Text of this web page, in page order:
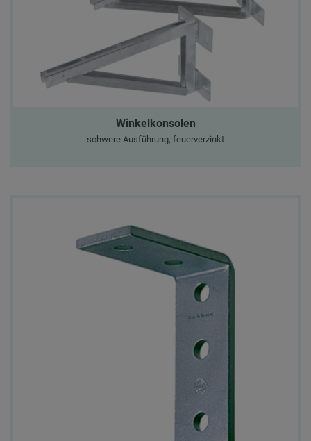
Winkelkonsolen
schwere Ausführung, feuerverzinkt